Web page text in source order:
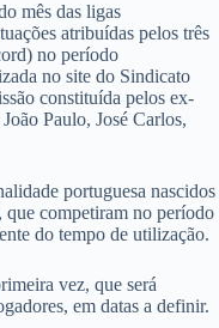
mês das ligas
atribuídas pelos três
no período
no site do Sindicato
constituída pelos ex-
Paulo, José Carlos,
portuguesa nascidos
competiram no período
do tempo de utilização.
vez, que será
em datas a definir.